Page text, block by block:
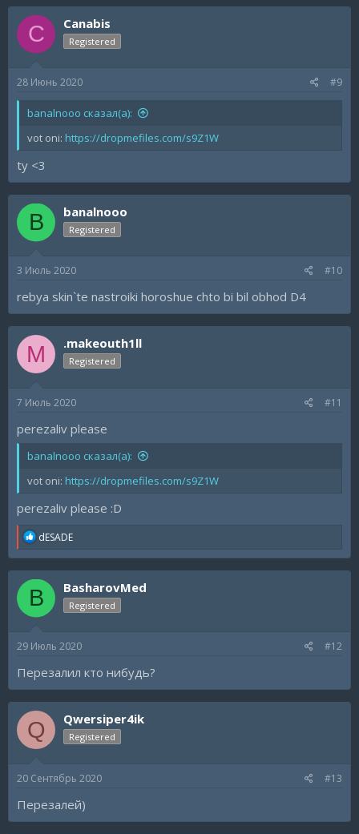
C Canabis
Registered
28 Июнь 2020 #9
banalnooo сказал(а):
vot oni: https://dropmefiles.com/s9Z1W
ty <3
B banalnooo
Registered
3 Июль 2020 #10
rebya skin`te nastroiki horoshue chto bi bil obhod D4
M .makeouth1ll
Registered
7 Июль 2020 #11
perezaliv please
banalnooo сказал(а):
vot oni: https://dropmefiles.com/s9Z1W
perezaliv please :D
R
a
c
t
i
o
:
dESADE
B BasharovMed
Registered
29 Июль 2020 #12
Перезалил кто нибудь?
Q Qwersiper4ik
Registered
20 Сентябрь 2020 #13
Перезалей)